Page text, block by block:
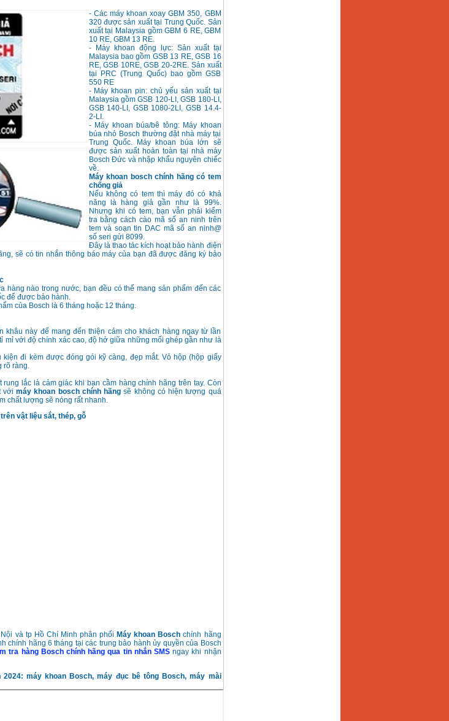
- Các máy khoan xoay GBM 350, GBM
320 được sản xuất tại Trung Quốc. Sản
xuất tại Malaysia gồm GBM 6 RE, GBM
10 RE, GBM 13 RE.
- Máy khoan động lực: Sản xuất tại
Malaysia bao gồm GSB 13 RE, GSB 16
RE, GSB 10RE, GSB 20-2RE. Sản xuất
tại PRC (Trung Quốc) bao gồm GSB
550 RE
- Máy khoan pin: chủ yếu sản xuất tại
Malaysia gồm GSB 120-LI, GSB 180-LI,
GSB 140-LI, GSB 1080-2LI, GSB 14.4-
2-LI.
- Máy khoan búa/bê tông: Máy khoan
búa nhỏ Bosch thường đặt nhà máy tại
Trung Quốc. Máy khoan búa lớn sẽ
được sản xuất hoàn toàn tại nhà máy
Bosch Đức và nhập khẩu nguyên chiếc
về.
Máy khoan bosch chính hãng có tem
chống giả
Nếu không có tem thì máy đó có khả
năng là hàng giả gần như là 99%.
Nhưng khi có tem, bạn vẫn phải kiểm
tra bằng cách cào mã số an ninh trên
tem và soạn tin DAC mã số an ninh@
số seri gửi 8099.
Đây là thao tác kích hoạt bảo hành điện
sẽ có tin nhắn thông báo máy của bạn đã được đăng ký bảo
hàng nào trong nước, bạn đều có thể mang sản phẩm đến các
để được bảo hành.
của Bosch là 6 tháng hoặc 12 tháng.
khâu này để mang đến thiện cảm cho khách hàng ngay từ lần
mỉ với độ chính xác cao, độ hở giữa những mối ghép gần như là
kiện đi kèm được đóng gói kỹ càng, đẹp mắt. Vỏ hộp (hộp giấy
rõ ràng.
lắc là cảm giác khi bạn cầm hàng chính hãng trên tay. Còn
với máy khoan bosch chính hãng sẽ không có hiện tượng quá
chất lượng sẽ nóng rất nhanh.
vật liệu sắt, thép, gỗ
và tp Hồ Chí Minh phân phối Máy khoan Bosch chính hãng
chính hãng 6 tháng tại các trung bảo hành ủy quyền của Bosch
tra hàng Bosch chính hãng qua tin nhắn SMSngay khi nhận
máy khoan Bosch, máy đục bê tông Bosch, máy mài